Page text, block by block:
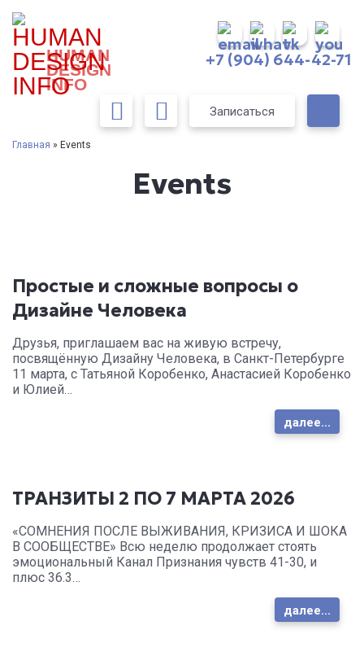
HUMAN
DESIGN
INFO
+7 (904) 644-42-71
Записаться
Главная » Events
Events
Простые и сложные вопросы о
Дизайне Человека
Друзья, приглашаем вас на живую встречу,
посвящённую Дизайну Человека, в Санкт-Петербурге
11 марта, с Татьяной Коробенко, Анастасией Коробенко
и Юлией…
далее...
ТРАНЗИТЫ 2 ПО 7 МАРТА 2026
«СОМНЕНИЯ ПОСЛЕ ВЫЖИВАНИЯ, КРИЗИСА И ШОКА
В СООБЩЕСТВЕ» Всю неделю продолжает стоять
эмоциональный Канал Признания чувств 41-30, и
плюс 36.3…
далее...